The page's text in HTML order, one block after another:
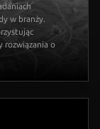
w branży.
rozwiązania o